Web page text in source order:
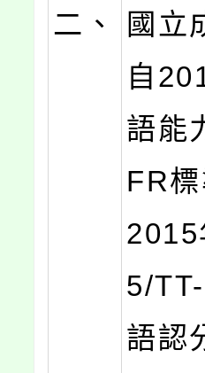
二、
國立
自
語能
FR
5/
語認